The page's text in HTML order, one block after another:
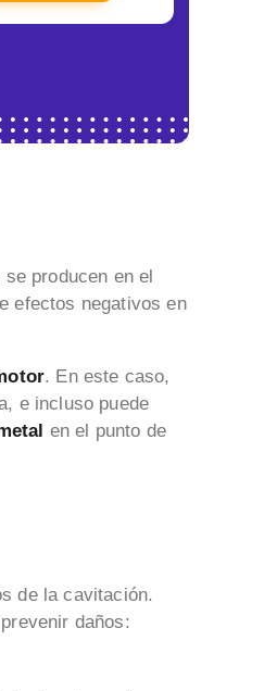
se producen en el
efectos negativos en
. En este caso,
e incluso puede
en el punto de
de la cavitación.
daños: